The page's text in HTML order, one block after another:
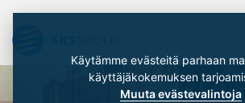
Käytämme evästeitä parhaan
Muuta evästevalintoja